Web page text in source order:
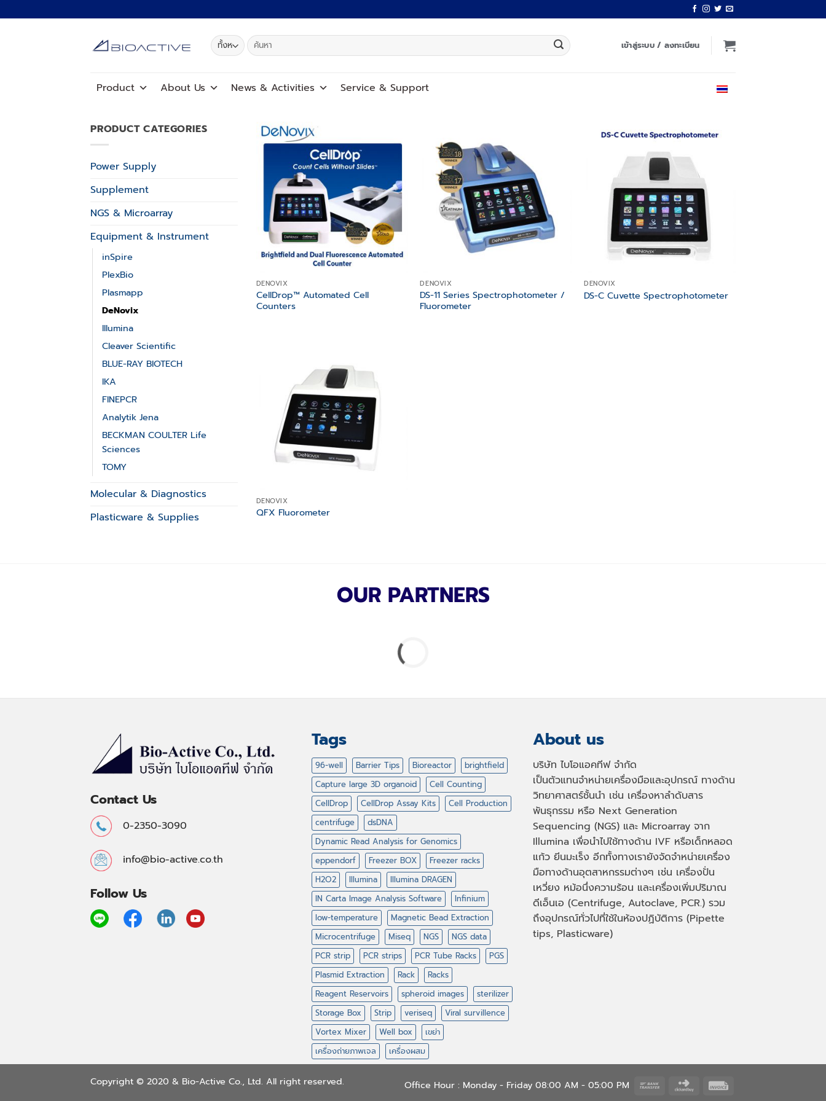
ไป
ค้นหา: เข้าสู่ระบบ / ลงทะเบียน
Product About Us News & Activities Service & Support
PRODUCT CATEGORIES
Power Supply
Supplement
NGS & Microarray
Equipment & Instrument
inSpire
PlexBio
Plasmapp
DeNovix
Illumina
Cleaver Scientific
BLUE-RAY BIOTECH
IKA
FINEPCR
Analytik Jena
BECKMAN COULTER Life
Sciences
TOMY
Molecular & Diagnostics
Plasticware & Supplies
wishlist
DENOVIX
CellDrop™ Automated Cell
Counters
DENOVIX
DS-11 Series Spectrophotometer /
Fluorometer
DENOVIX
DS-C Cuvette Spectrophotometer
wishlist
DENOVIX
QFX Fluorometer
OUR PARTNERS
Contact Us
0-2350-3090
info@bio-active.co.th
Follow Us
Tags
96-well Barrier Tips Bioreactor
brightfield
Capture large 3D organoid
Cell Counting
CellDrop
CellDrop Assay Kits
Cell Production
centrifuge
dsDNA
Dynamic Read Analysis for Genomics
eppendorf
Freezer BOX
Freezer racks
H2O2
Illumina
Illumina DRAGEN
IN Carta Image Analysis Software
Infinium
low-temperature
Magnetic Bead Extraction
Microcentrifuge
Miseq NGS
NGS data
PCR strip
PCR strips PCR Tube Racks
PGS
Plasmid Extraction
Rack
Racks
Reagent Reservoirs
spheroid images
sterilizer
Storage Box
Strip veriseq
Viral survillence
Vortex Mixer
Well box
เขย่า
เครื่องถ่ายภาพเจล
เครื่องผสม
About us
บริษัท ไบโอแอคทีฟ จำกัด
เป็นตัวแทนจำหน่ายเครื่องมือและอุปกรณ์ ทางด้าน
วิทยาศาสตร์ชั้นนำ เช่น เครื่องหาลำดับสาร
พันธุกรรม หรือ Next Generation
Sequencing (NGS) และ Microarray จาก
Illumina เพื่อนำไปใช้ทางด้าน IVF หรือเด็กหลอด
แก้ว ยีนมะเร็ง อีกทั้งทางเรายังจัดจำหน่ายเครื่อง
มือทางด้านอุตสาหกรรมต่างๆ เช่น เครื่องปั่น
เหวี่ยง หม้อนึ่งความร้อน และเครื่องเพิ่มปริมาณ
ดีเอ็นเอ (Centrifuge, Autoclave, PCR.) รวม
ถึงอุปกรณ์ทั่วไปที่ใช้ในห้องปฏิบัติการ (Pipette
tips, Plasticware)
Office Hour : Monday - Friday 08:00 AM - 05:00 PM
Bank
Click
Copyright © 2020 & Bio-Active Co., Ltd. All right reserved.